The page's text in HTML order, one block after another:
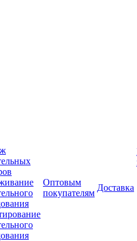
Оптовым
покупателям
Доставка